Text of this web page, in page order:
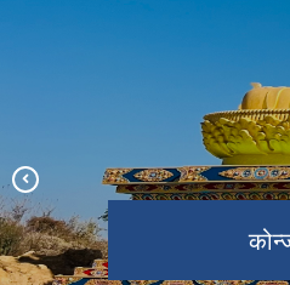
शंखु
दलचोकिबाट